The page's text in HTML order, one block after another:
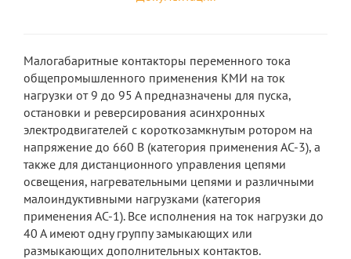
Малогабаритные контакторы переменного тока
общепромышленного применения КМИ на ток
нагрузки от 9 до 95 А предназначены для пуска,
остановки и реверсирования асинхронных
электродвигателей с короткозамкнутым ротором на
напряжение до 660 В (категория применения АС-3), а
также для дистанционного управления цепями
освещения, нагревательными цепями и различными
малоиндуктивными нагрузками (категория
применения АС-1). Все исполнения на ток нагрузки до
40 А имеют одну группу замыкающих или
размыкающих дополнительных контактов.